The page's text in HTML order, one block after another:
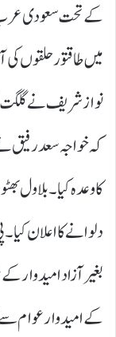
کے تحت سعودی عرب
میں طاقتور حلقوں
نواز شریف نے گلگت
کہ خواجہ سعد رفیق
کا وعدہ کیا۔ بلاول
دلوانے کا اعلان
بغیر آزاد امیدوار
کے امیدوار عوام